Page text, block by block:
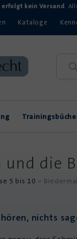
erfolgt kein Versand.
Kataloge
und die
5 bis 10 »
nichts